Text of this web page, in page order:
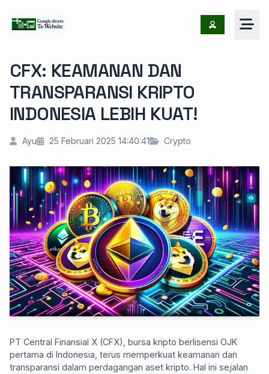
CFX: KEAMANAN DAN
TRANSPARANSI KRIPTO
INDONESIA LEBIH KUAT!
Ayu 25 Februari 2025 14:40:41 Crypto
PT Central Finansial X (CFX), bursa kripto berlisensi OJK
pertama di Indonesia, terus memperkuat keamanan dan
transparansi dalam perdagangan aset kripto. Hal ini sejalan